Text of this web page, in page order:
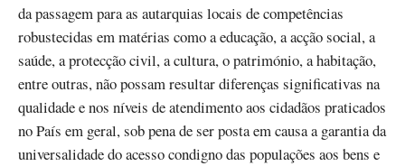
da passagem para as autarquias locais de competências
robustecidas em matérias como a educação, a acção social, a
saúde, a protecção civil, a cultura, o património, a habitação,
entre outras, não possam resultar diferenças significativas na
qualidade e nos níveis de atendimento aos cidadãos praticados
no País em geral, sob pena de ser posta em causa a garantia da
universalidade do acesso condigno das populações aos bens e